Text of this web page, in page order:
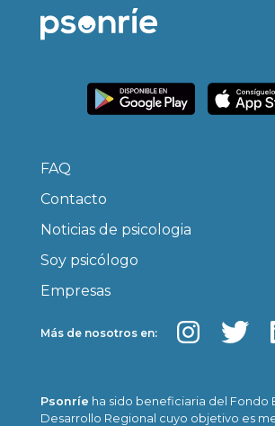
FAQ
Contacto
Noticias de psicologia
Soy psicólogo
Empresas
Más de nosotros en:
Psonríe ha sido beneficiaria del Fondo
Desarrollo Regional cuyo objetivo es